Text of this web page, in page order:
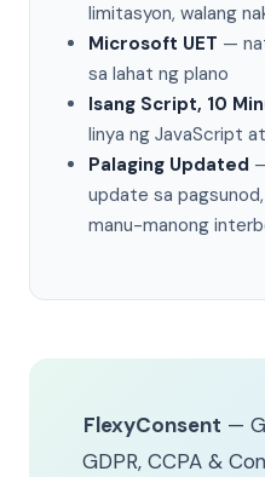
limitasyon, walang
Microsoft UET —
sa lahat ng plano
Isang Script, 10
linya ng JavaScript
Palaging Updated
update sa
manu-manong
FlexyConsent —
GDPR, CCPA &